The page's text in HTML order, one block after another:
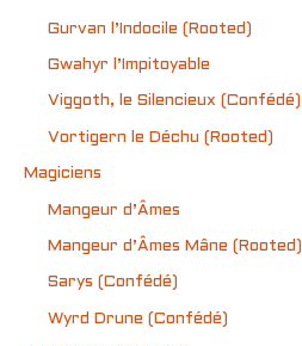
Gurvan l’Indocile (Rooted)
Gwahyr l’Impitoyable
Viggoth, le Silencieux (Confédé)
Vortigern le Déchu (Rooted)
Magiciens
Mangeur d’Âmes
Mangeur d’Âmes Mâne (Rooted)
Sarys (Confédé)
Wyrd Drune (Confédé)